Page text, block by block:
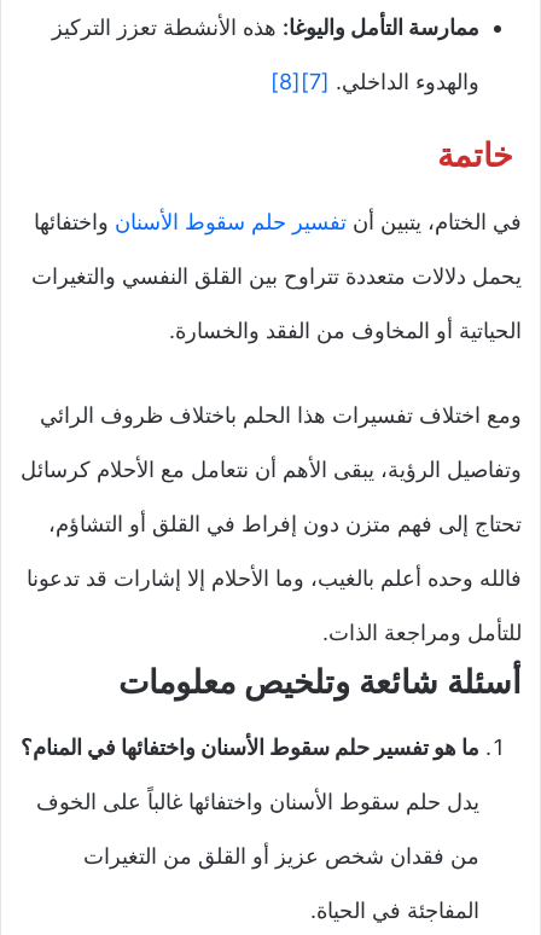
ممارسة التأمل واليوغا: هذه الأنشطة تعزز التركيز
والهدوء الداخلي. [7]
[8]
خاتمة
في الختام، يتبين أن تفسير حلم سقوط الأسنان واختفائها
يحمل دلالات متعددة تتراوح بين القلق النفسي والتغيرات
الحياتية أو المخاوف من الفقد والخسارة.
ومع اختلاف تفسيرات هذا الحلم باختلاف ظروف الرائي
وتفاصيل الرؤية، يبقى الأهم أن نتعامل مع الأحلام كرسائل
تحتاج إلى فهم متزن دون إفراط في القلق أو التشاؤم،
فالله وحده أعلم بالغيب، وما الأحلام إلا إشارات قد تدعونا
للتأمل ومراجعة الذات.
أسئلة شائعة وتلخيص معلومات
ما هو تفسير حلم سقوط الأسنان واختفائها في المنام؟
يدل حلم سقوط الأسنان واختفائها غالباً على الخوف
من فقدان شخص عزيز أو القلق من التغيرات
المفاجئة في الحياة.